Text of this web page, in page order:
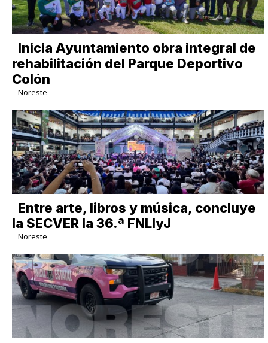
Inicia Ayuntamiento obra integral de
rehabilitación del Parque Deportivo
Colón
Noreste
Entre arte, libros y música, concluye
la SECVER la 36.ª FNLIyJ
Noreste